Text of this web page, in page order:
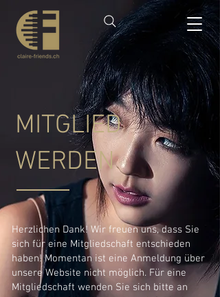
MITGLIED
WERDEN
Herzlichen Dank! Wir freuen uns, dass Sie
sich für eine Mitgliedschaft entschieden
haben!Momentan ist eine Anmeldung über
unsere Website nicht möglich. Für eine
Mitgliedschaft wenden Sie sich bitte an